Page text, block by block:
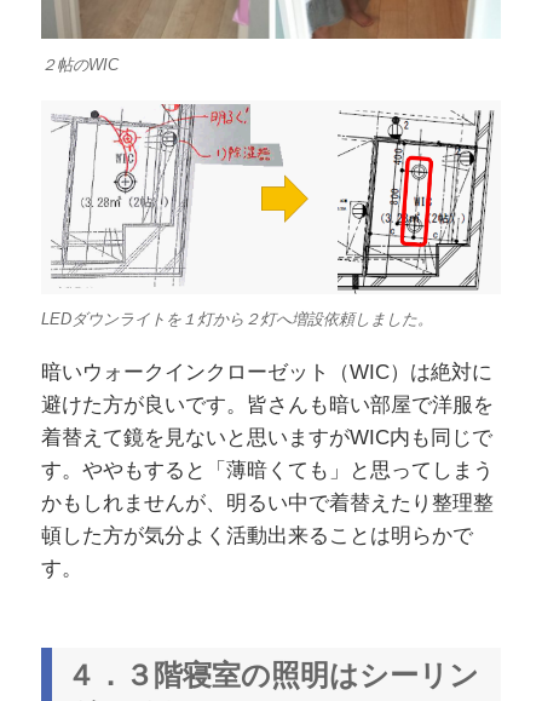
２帖のWIC
LEDダウンライトを１灯から２灯へ増設依頼しました。
暗いウォークインクローゼット（WIC）は絶対に
避けた方が良いです。皆さんも暗い部屋で洋服を
着替えて鏡を見ないと思いますがWIC内も同じで
す。ややもすると「薄暗くても」と思ってしまう
かもしれませんが、明るい中で着替えたり整理整
頓した方が気分よく活動出来ることは明らかで
す。
４．３階寝室の照明はシーリン